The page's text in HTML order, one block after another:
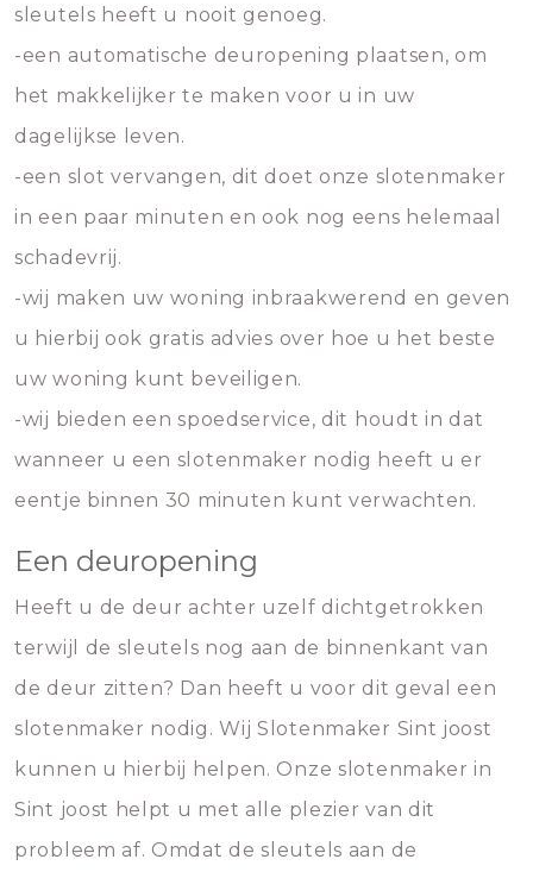
sleutels heeft u nooit genoeg.
-een automatische deuropening plaatsen, om
het makkelijker te maken voor u in uw
dagelijkse leven.
-een slot vervangen, dit doet onze slotenmaker
in een paar minuten en ook nog eens helemaal
schadevrij.
-wij maken uw woning inbraakwerend en geven
u hierbij ook gratis advies over hoe u het beste
uw woning kunt beveiligen.
-wij bieden een spoedservice, dit houdt in dat
wanneer u een slotenmaker nodig heeft u er
eentje binnen 30 minuten kunt verwachten.
Een deuropening
Heeft u de deur achter uzelf dichtgetrokken
terwijl de sleutels nog aan de binnenkant van
de deur zitten? Dan heeft u voor dit geval een
slotenmaker nodig. Wij Slotenmaker Sint joost
kunnen u hierbij helpen. Onze slotenmaker in
Sint joost helpt u met alle plezier van dit
probleem af. Omdat de sleutels aan de